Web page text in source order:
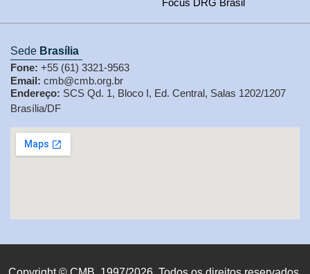
Focus DRG Brasil
Sede Brasília
Fone: +55 (61) 3321-9563
Email: cmb@cmb.org.br
Endereço: SCS Qd. 1, Bloco I, Ed. Central, Salas 1202/1207
Brasília/DF